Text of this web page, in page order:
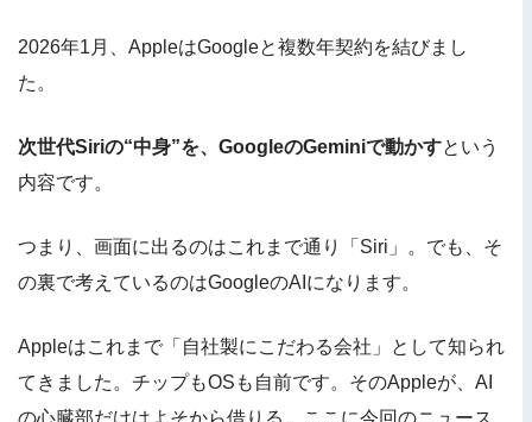
2026年1月、AppleはGoogleと複数年契約を結びまし
た。
次世代Siriの“中身”を、GoogleのGeminiで動かすという
内容です。
つまり、画面に出るのはこれまで通り「Siri」。でも、そ
の裏で考えているのはGoogleのAIになります。
Appleはこれまで「自社製にこだわる会社」として知られ
てきました。チップもOSも自前です。そのAppleが、AI